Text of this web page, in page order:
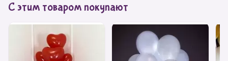
С этим товаром покупают